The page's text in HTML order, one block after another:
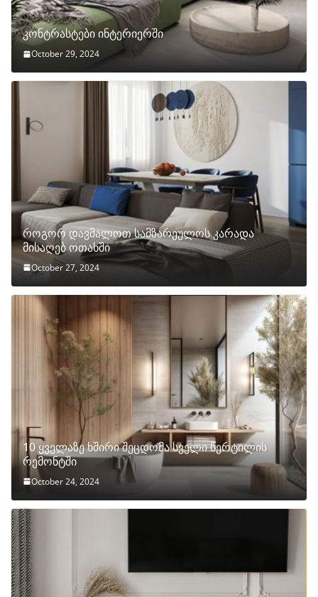
კონტრასტები ინტერიერში
October 29, 2024
როგორ დავმალოთ სამზარეულოს კარადა
მისაღებ ოთახში
October 27, 2024
10 ყველაზე ხშირი შეცდომა სველი წერტილის
რემონტში
October 24, 2024